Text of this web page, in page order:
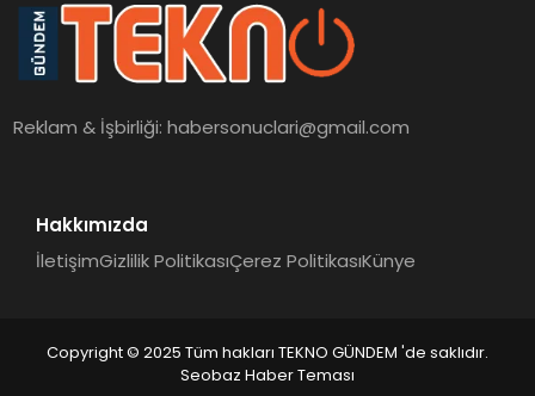
Reklam & İşbirliği:habersonuclari@gmail.com
Hakkımızda
İletişimGizlilik PolitikasıÇerez PolitikasıKünye
Copyright © 2025 Tüm hakları TEKNO GÜNDEM 'de saklıdır.
Seobaz Haber Teması